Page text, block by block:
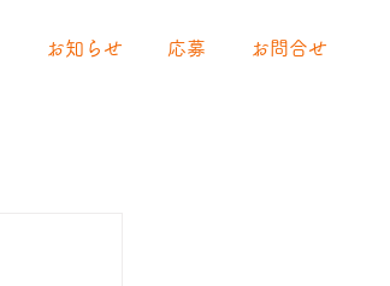
お知らせ 応募 お問合せ